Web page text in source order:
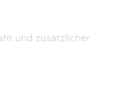
und zusätzlicher